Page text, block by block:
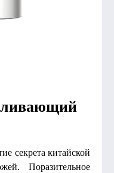
секрета китайской
Поразительное